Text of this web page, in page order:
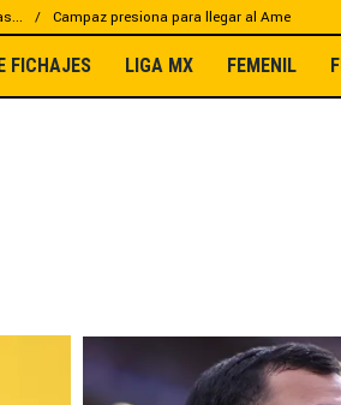
Campaz presiona para llegar al Ame
FICHAJES LIGA MX FEMENIL